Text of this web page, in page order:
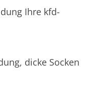
Ihre kfd-
dicke Socken